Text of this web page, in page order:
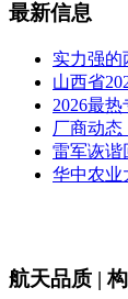
最新信息
实力强的
山西省
2026最
厂商动态
雷军诙谐
华中农业
航天品质 |